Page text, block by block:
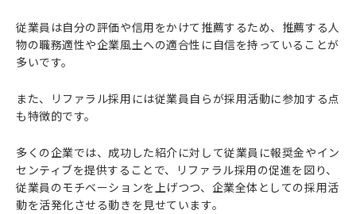
従業員は自分の評価や信用をかけて推薦するため、推薦する人
物の職務適性や企業風土への適合性に自信を持っていることが
多いです。
また、リファラル採用には従業員自らが採用活動に参加する点
も特徴的です。
多くの企業では、成功した紹介に対して従業員に報奨金やイン
センティブを提供することで、リファラル採用の促進を図り、
従業員のモチベーションを上げつつ、企業全体としての採用活
動を活発化させる動きを見せています。